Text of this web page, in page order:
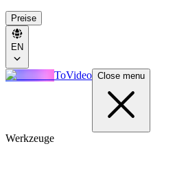
Preise
EN
ToVideo Close menu
Werkzeuge